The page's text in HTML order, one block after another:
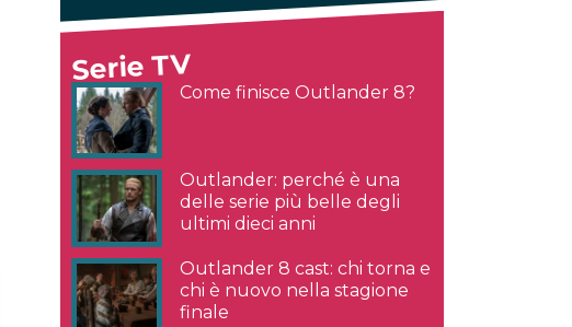
Serie TV
Come finisce Outlander 8?
Outlander: perché è una
delle serie più belle degli
ultimi dieci anni
Outlander 8 cast: chi torna e
chi è nuovo nella stagione
finale